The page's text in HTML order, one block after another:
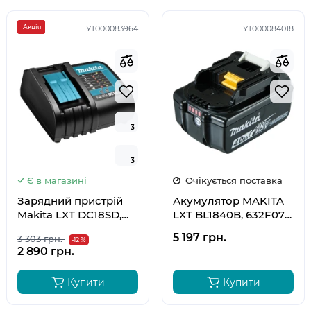
УТ000083964
Акція
3
3
3
3
Є в магазині
Зарядний пристрій
Makita LXT DC18SD,
3 303 грн. -12 %
2 890 грн.
Купити
УТ000084018
Очікується поставка
Акумулятор MAKITA
LXT BL1840B, 632F07-
5 197 грн.
Купити